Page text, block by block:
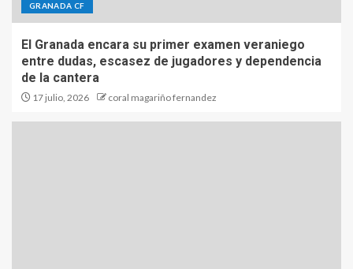
GRANADA CF
El Granada encara su primer examen veraniego
entre dudas, escasez de jugadores y dependencia
de la cantera
17 julio, 2026 coral magariño fernandez